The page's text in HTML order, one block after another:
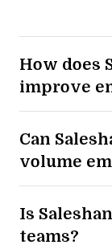
How does
improve
Can
volume
Is
teams?